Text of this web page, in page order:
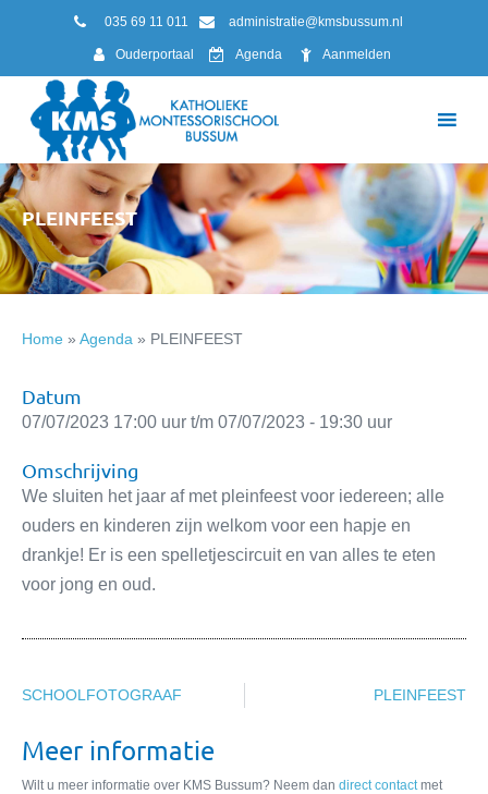
035 69 11 011 administratie@kmsbussum.nl
Ouderportaal Agenda Aanmelden
PLEINFEEST
Home » Agenda » PLEINFEEST
Datum
07/07/2023 17:00 uur t/m 07/07/2023 - 19:30 uur
Omschrijving
We sluiten het jaar af met pleinfeest voor iedereen; alle
ouders en kinderen zijn welkom voor een hapje en
drankje! Er is een spelletjescircuit en van alles te eten
voor jong en oud.
SCHOOLFOTOGRAAF PLEINFEEST
Meer informatie
Wilt u meer informatie over KMS Bussum? Neem dan direct contactmet